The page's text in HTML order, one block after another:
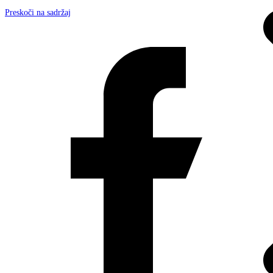
Preskoči na sadržaj